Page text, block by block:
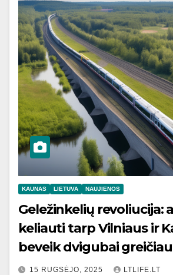
KAUNAS LIETUVA NAUJIENOS
Geležinkelių revoliucija:
keliauti tarp Vilniaus ir
beveik dvigubai
15 RUGSĖJO, 2025 LTLIFE.LT